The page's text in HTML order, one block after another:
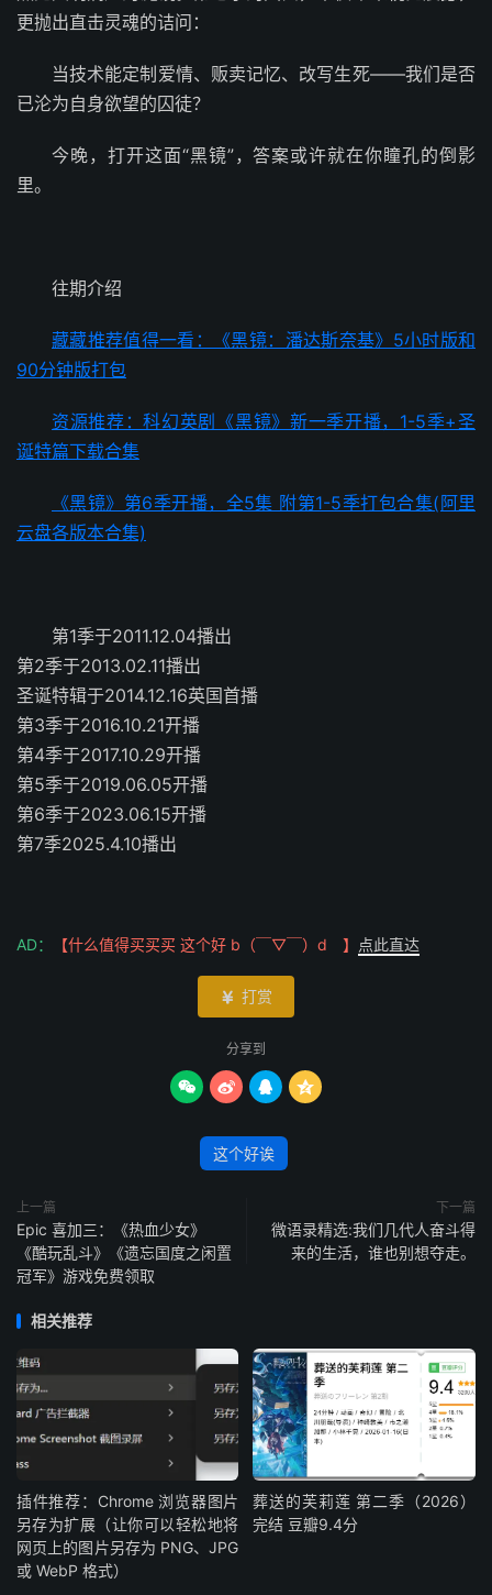
更抛出直击灵魂的诘问：
当技术能定制爱情、贩卖记忆、改写生死——我们是否
已沦为自身欲望的囚徒？
今晚，打开这面“黑镜”，答案或许就在你瞳孔的倒影
里。
往期介绍
藏藏推荐值得一看：《黑镜：潘达斯奈基》5小时版和
90分钟版打包
资源推荐：科幻英剧《黑镜》新一季开播，1-5季+圣
诞特篇下载合集
《黑镜》第6季开播，全5集 附第1-5季打包合集(阿里
云盘各版本合集)
第1季于2011.12.04播出
第2季于2013.02.11播出
圣诞特辑于2014.12.16英国首播
第3季于2016.10.21开播
第4季于2017.10.29开播
第5季于2019.06.05开播
第6季于2023.06.15开播
第7季2025.4.10播出
AD： 【什么值得买买买 这个好 b（￣▽￣）d 】 点此直达
 打赏
分享到
   
这个好诶
上一篇
Epic 喜加三：《热血少女》
《酷玩乱斗》《遗忘国度之闲置
冠军》游戏免费领取
下一篇
微语录精选:我们几代人奋斗得
来的生活，谁也别想夺走。
相关推荐
插件推荐：Chrome 浏览器图片
另存为扩展（让你可以轻松地将
网页上的图片另存为 PNG、JPG
或 WebP 格式）
葬送的芙莉莲 第二季（2026）
完结 豆瓣9.4分